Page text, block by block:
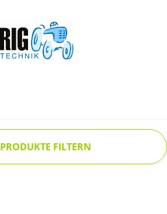
PRODUKTE FILTERN